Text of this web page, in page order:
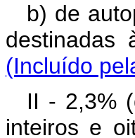
b) de
(Incluído
II - 2,3%
inteiros e